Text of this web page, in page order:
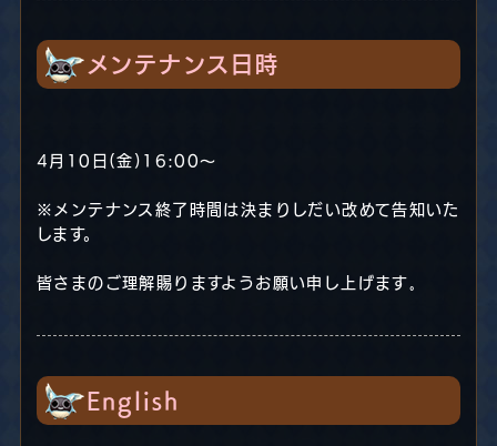
メンテナンス日時
4月10日(金)16:00～
※メンテナンス終了時間は決まりしだい改めて告知いた
します。
皆さまのご理解賜りますようお願い申し上げます｡
English